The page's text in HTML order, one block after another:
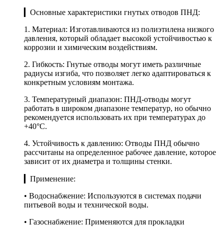
▎Основные характеристики гнутых отводов ПНД:
1. Материал: Изготавливаются из полиэтилена низкого
давления, который обладает высокой устойчивостью к
коррозии и химическим воздействиям.
2. Гибкость: Гнутые отводы могут иметь различные
радиусы изгиба, что позволяет легко адаптироваться к
конкретным условиям монтажа.
3. Температурный диапазон: ПНД-отводы могут
работать в широком диапазоне температур, но обычно
рекомендуется использовать их при температурах до
+40°C.
4. Устойчивость к давлению: Отводы ПНД обычно
рассчитаны на определенное рабочее давление, которое
зависит от их диаметра и толщины стенки.
▎Применение:
• Водоснабжение: Используются в системах подачи
питьевой воды и технической воды.
• Газоснабжение: Применяются для прокладки